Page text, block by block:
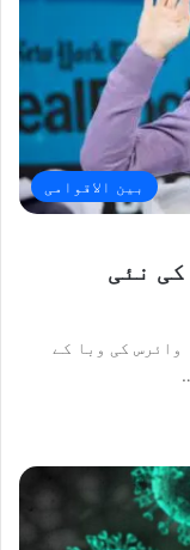
بین الاقوامی
نئی
وائرس کی وبا کے